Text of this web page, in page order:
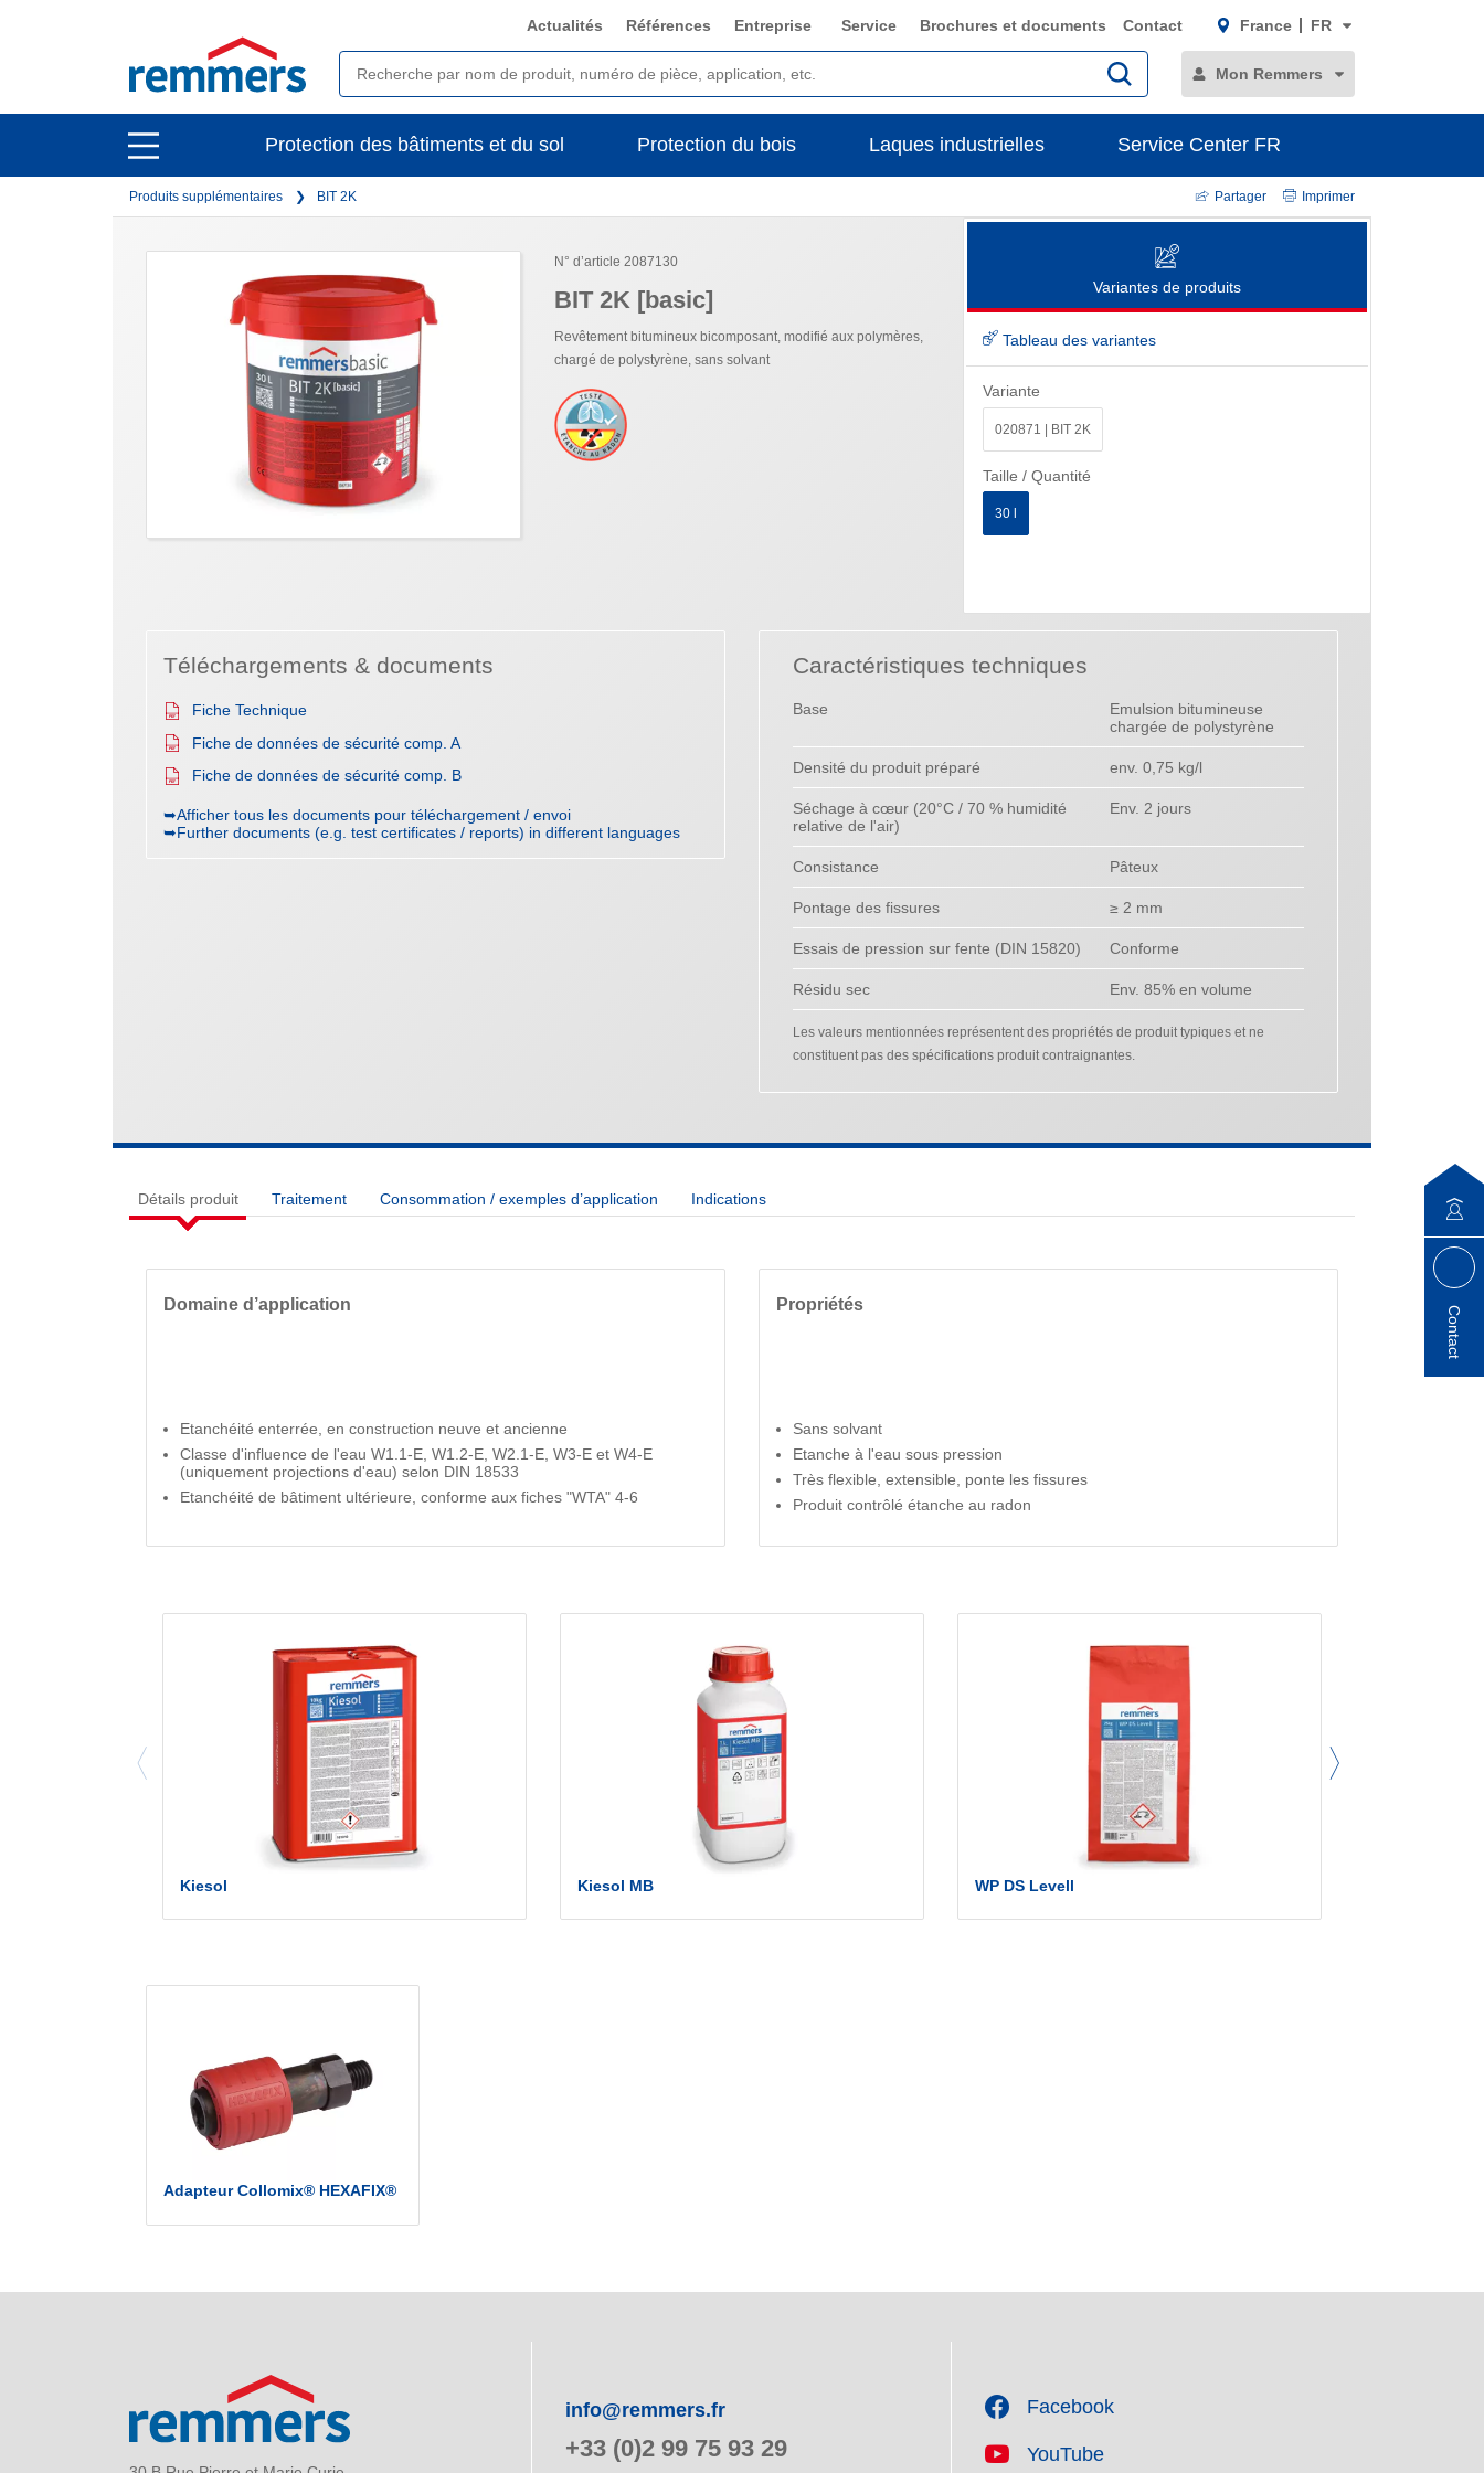
open
main
navigation
Actualités Références Entreprise Service Brochures et documents Contact France FR
Mon Remmers
open
main
Protection des bâtiments et du sol Protection du bois Laques industrielles Service Center FR
Produits supplémentaires BIT 2K Partager Imprimer
N° d’article 2087130
BIT 2K [basic]
Revêtement bitumineux bicomposant, modifié aux polymères,
chargé de polystyrène, sans solvant
Variantes de produits
Tableau des variantes
Variante
020871 | BIT 2K
Taille / Quantité
30 l
Téléchargements & documents
Fiche Technique
Fiche de données de sécurité comp. A
Fiche de données de sécurité comp. B
➥Afficher tous les documents pour téléchargement / envoi
➥Further documents (e.g. test certificates / reports) in different languages
Caractéristiques techniques
Base
Emulsion bitumineuse
chargée de polystyrène
Densité du produit préparé env. 0,75 kg/l
Séchage à cœur (20°C / 70 % humidité
relative de l'air)
Env. 2 jours
Consistance Pâteux
Pontage des fissures ≥ 2 mm
Essais de pression sur fente (DIN 15820) Conforme
Résidu sec Env. 85% en volume
Les valeurs mentionnées représentent des propriétés de produit typiques et ne
constituent pas des spécifications produit contraignantes.
Détails produit Traitement Consommation / exemples d’application Indications
Domaine d’application
Etanchéité enterrée, en construction neuve et ancienne
Classe d'influence de l'eau W1.1-E, W1.2-E, W2.1-E, W3-E et W4-E
(uniquement projections d'eau) selon DIN 18533
Etanchéité de bâtiment ultérieure, conforme aux fiches "WTA" 4-6
Propriétés
Sans solvant
Etanche à l'eau sous pression
Très flexible, extensible, ponte les fissures
Produit contrôlé étanche au radon
Kiesol Kiesol MB WP DS Levell
Adapteur Collomix® HEXAFIX®
info@remmers.fr
+33 (0)2 99 75 93 29
Facebook
YouTube
Contact